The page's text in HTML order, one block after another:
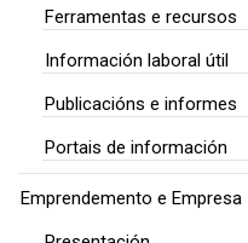
Ferramentas e recursos
Información laboral útil
Publicacións e informes
Portais de información
Emprendemento e Empresa